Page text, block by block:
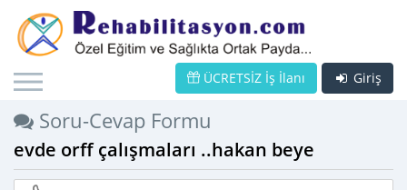
Giriş
ÜCRETSİZ İş İlanı
Soru-Cevap Formu
evde orff çalışmaları ..hakan beye